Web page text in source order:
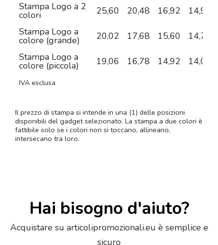
Stampa Logo a 2
colori 25,60 20,48 16,92
14,95
Stampa Logo a
colore (grande) 20,02 17,68 15,60
14,72
Stampa Logo a
colore (piccola) 19,06 16,78 14,92 14,04
IVA esclusa
Il prezzo di stampa si intende in una (1) delle posizioni
disponibili del gadget selezionato. La stampa a due colori è
fattibile solo se i colori non si toccano, allineano,
intersecano tra loro.
Hai bisogno d'aiuto?
Acquistare su articolipromozionali.eu è semplice e
sicuro